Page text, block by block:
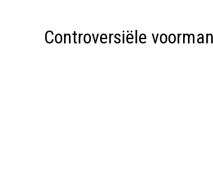
Controversiële voorman